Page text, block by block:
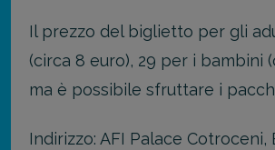
Il prezzo del biglietto per gli
(circa 8 euro), 29 per i bambini
ma è possibile sfruttare i
Indirizzo: AFI Palace Cotroceni,